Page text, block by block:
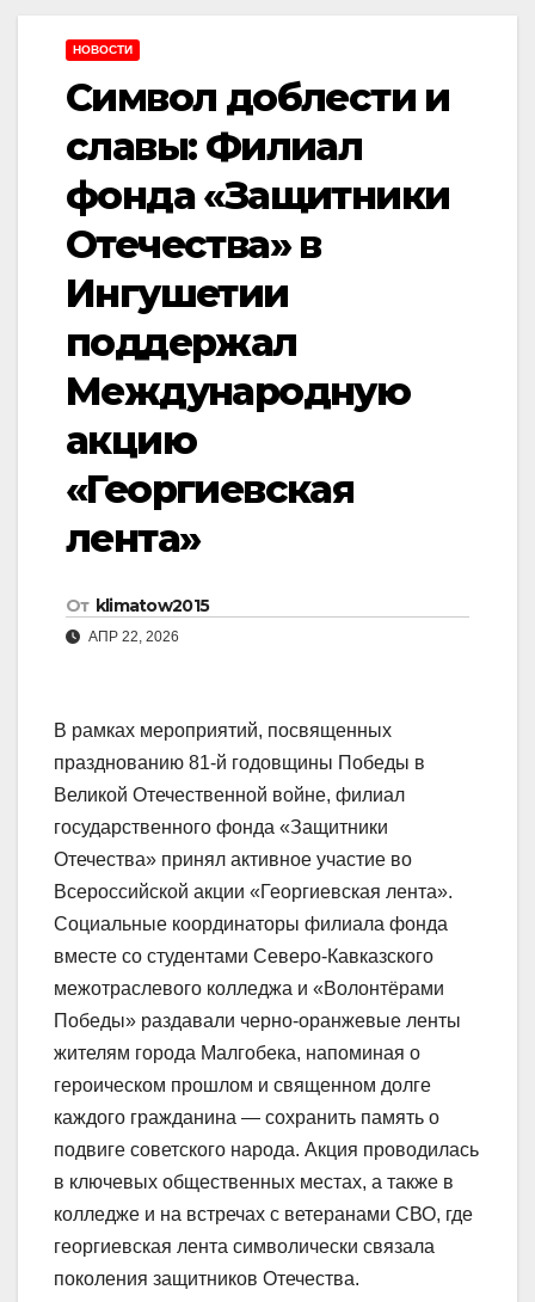
НОВОСТИ
Символ доблести и
славы: Филиал
фонда «Защитники
Отечества» в
Ингушетии
поддержал
Международную
акцию
«Георгиевская
лента»
От klimatow2015
АПР 22, 2026
В рамках мероприятий, посвященных
празднованию 81-й годовщины Победы в
Великой Отечественной войне, филиал
государственного фонда «Защитники
Отечества» принял активное участие во
Всероссийской акции «Георгиевская лента».
Социальные координаторы филиала фонда
вместе со студентами Северо-Кавказского
межотраслевого колледжа и «Волонтёрами
Победы» раздавали черно-оранжевые ленты
жителям города Малгобека, напоминая о
героическом прошлом и священном долге
каждого гражданина — сохранить память о
подвиге советского народа. Акция проводилась
в ключевых общественных местах, а также в
колледже и на встречах с ветеранами СВО, где
георгиевская лента символически связала
поколения защитников Отечества.